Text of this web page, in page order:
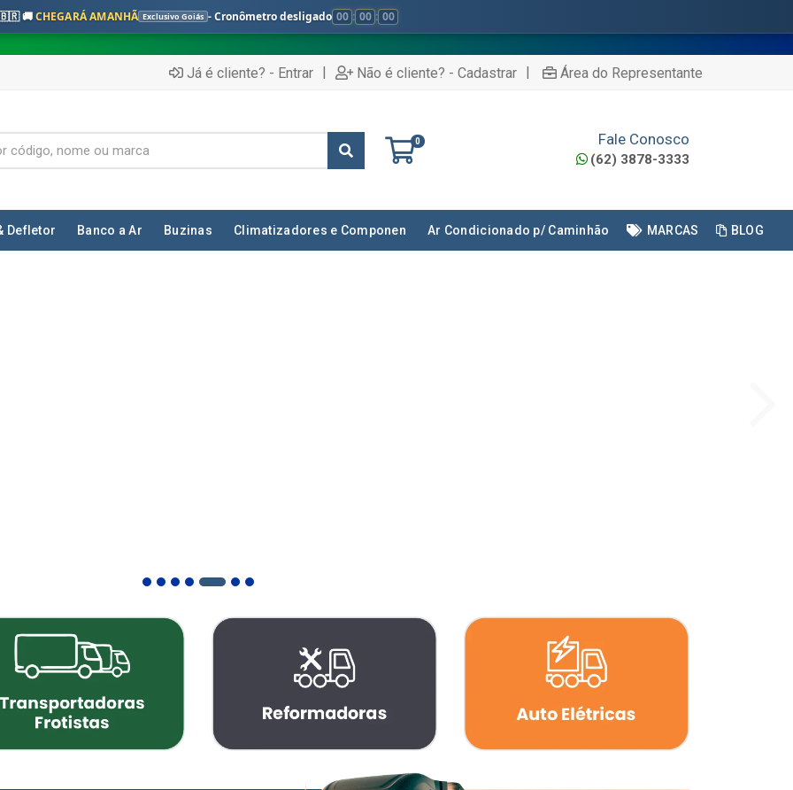
🚚CHEGARÁ AMANHÃ Exclusivo Goiás - Cronômetro desligado 00 : 00 : 00
Já é cliente? - Entrar | Não é cliente? - Cadastrar | Área do Representante
0 Fale Conosco
(62) 3878-3333
Defletor Banco a Ar Buzinas Climatizadores e Componen Ar Condicionado p/ Caminhão MARCAS BLOG